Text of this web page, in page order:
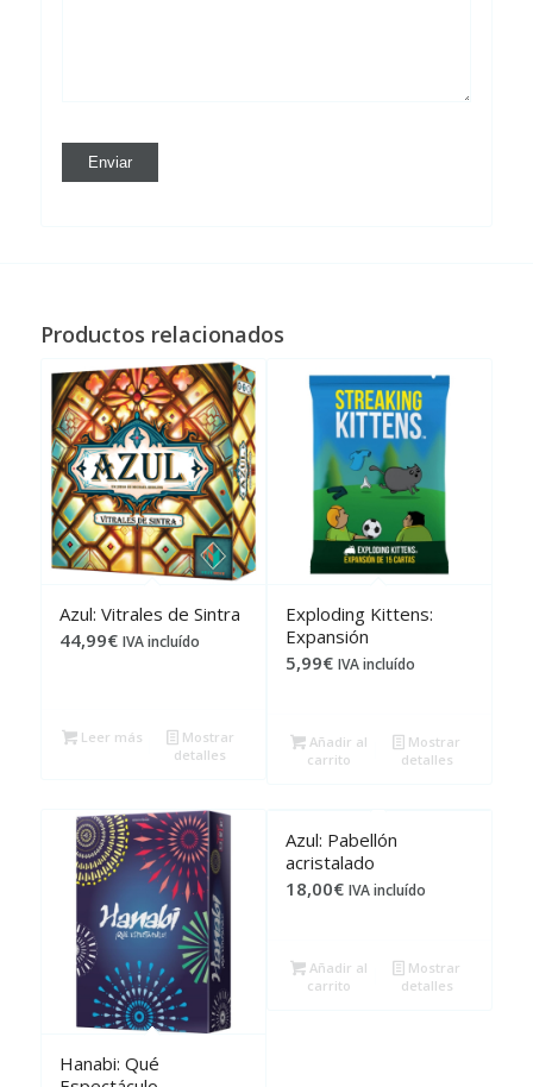
Productos relacionados
Azul: Vitrales de Sintra
44,99€ IVA incluído
Leer más
Mostrar
detalles
Exploding Kittens:
Expansión
5,99€ IVA incluído
Añadir al
carrito
Mostrar
detalles
Hanabi: Qué
Azul: Pabellón
acristalado
18,00€ IVA incluído
Añadir al
carrito
Mostrar
detalles